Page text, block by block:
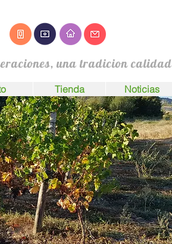
una tradicion calidad
Tienda Noticias